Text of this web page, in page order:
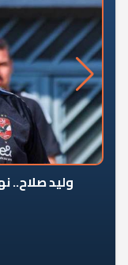
وليد صلاح..